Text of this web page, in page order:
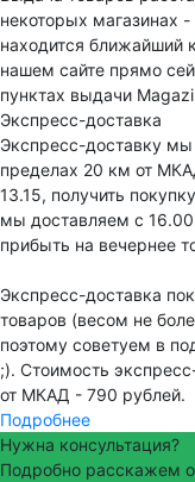
некоторых магазинах
находится ближайший
нашем сайте прямо
пунктах выдачи
Экспресс-доставка
Экспресс-доставку
пределах 20 км от
13.15, получить
мы доставляем с
прибыть на вечернее
Экспресс-доставка
товаров (весом не
поэтому советуем в
;). Стоимость
от МКАД - 790 рублей.
Подробнее
Нужна консультация?
Подробно расскажем